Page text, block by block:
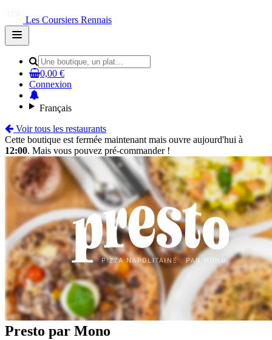
Les Coursiers Rennais
Open
main
0,00 €
Connexion
Français
Voir tous les restaurants
Cette boutique est fermée maintenant mais ouvre aujourd'hui à
12:00. Mais vous pouvez pré-commander !
Presto par Mono